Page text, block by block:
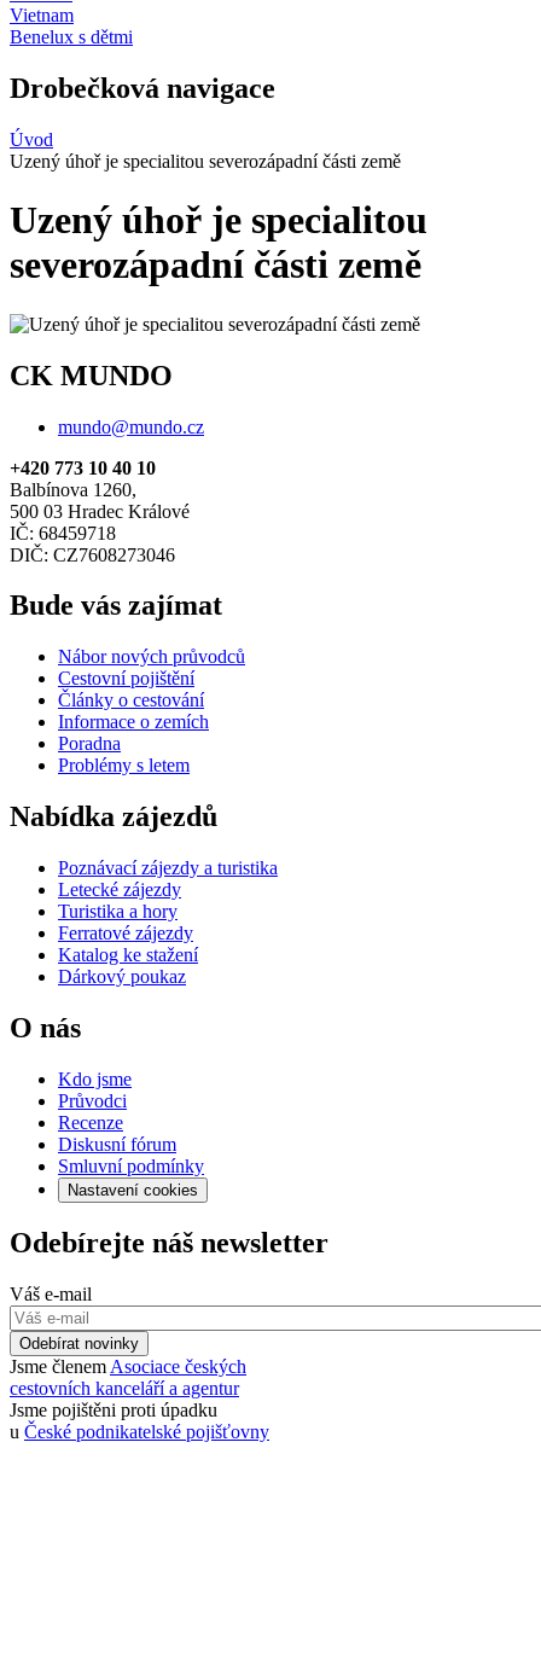
Vietnam
Benelux s dětmi
Drobečková navigace
Úvod
Uzený úhoř je specialitou severozápadní části země
Uzený úhoř je specialitou
severozápadní části země
CK MUNDO
mundo@mundo.cz
+420 773 10 40 10
Balbínova 1260,
500 03 Hradec Králové
IČ: 68459718
DIČ: CZ7608273046
Bude vás zajímat
Nábor nových průvodců
Cestovní pojištění
Články o cestování
Informace o zemích
Poradna
Problémy s letem
Nabídka zájezdů
Poznávací zájezdy a turistika
Letecké zájezdy
Turistika a hory
Ferratové zájezdy
Katalog ke stažení
Dárkový poukaz
O nás
Kdo jsme
Průvodci
Recenze
Diskusní fórum
Smluvní podmínky
Nastavení cookies
Odebírejte náš newsletter
Váš e-mail
Odebírat novinky
Jsme členem Asociace českých
cestovních kanceláří a agentur
Jsme pojištěni proti úpadku
u České podnikatelské pojišťovny